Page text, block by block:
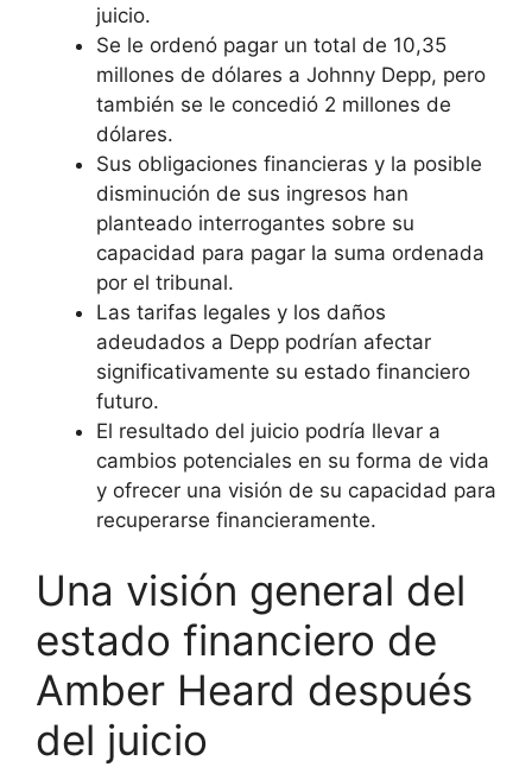
juicio.
Se le ordenó pagar un total de 10,35
millones de dólares a Johnny Depp, pero
también se le concedió 2 millones de
dólares.
Sus obligaciones financieras y la posible
disminución de sus ingresos han
planteado interrogantes sobre su
capacidad para pagar la suma ordenada
por el tribunal.
Las tarifas legales y los daños
adeudados a Depp podrían afectar
significativamente su estado financiero
futuro.
El resultado del juicio podría llevar a
cambios potenciales en su forma de vida
y ofrecer una visión de su capacidad para
recuperarse financieramente.
Una visión general del
estado financiero de
Amber Heard después
del juicio